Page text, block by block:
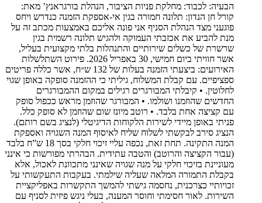
הבעיה: לכבוד: מחלקת פניות הציבור, הנהלת בורגראנץ’ מאת:
קורל חן הנדון: תלונה חמורה בגין אי-אספקת הזמנה כנדרש ויחס
פוגעני מצד הנהלת הסניף אני פונה אליכם באמצעות מכתב זה על
מנת להביע את אכזבתי העמוקה ולהגיש תלונה רשמית בגין
שרשרת של כשלים שירותיים והתנהלות בלתי מקצועית בעליל,
אשר חוויתי ביום חמישי, 30 באפריל 2026. פירוט השתלשלות
האירועים: ביצעתי הזמנה בעלות של 132 ש״ח, אשר כללה פריטים
ספציפיים. עם קבלת המשלוח, גיליתי כי ההזמנה סופקה באופן שגוי
לחלוטין. • קיבלתי המבורגרים רגילים במקום ההמבורגרים
החדשים שהוזמנו ושולמו. • המבורגר שהוזמן מראש ככפול סופק
עם קציצה אחת בלבד. • רוטב מיונז שום שהוזמן לא סופק כלל.
פניתי באופן מיידי לשירות הלקוחות הדיגיטלי (לנציג בשם רותם).
הנציג סירב לבקשתי לשלוח שליח לאיסוף המנה השגויה ואספקת
המנה התקינה. תחת זאת, נכפה עליי זיכוי חלקי בסך 18 ש”ח בלבד
(עבור הקציצה והרוטב) והטבה עתידית. הבהרתי מפורשות כי אינני
מעוניינת בזיכוי חלקי על מנה שגויה שאינני מתכוונת לאכול, אלא
בקבלת התמורה המלאה שעליה שילמתי. בעקבות התעקשותי על
זכויותיי כצרכנית, נחסמה גישתי להמשך התקשרות באפליקציית
השירות. לאור חסימתי וחוסר המענה, בעלי ניגש פיזית לסניף עם